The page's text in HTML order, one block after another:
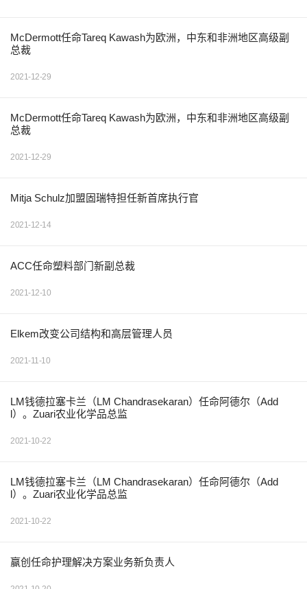
McDermott任命Tareq Kawash为欧洲，中东和非洲地区高级副
总裁
2021-12-29
McDermott任命Tareq Kawash为欧洲，中东和非洲地区高级副
总裁
2021-12-29
Mitja Schulz加盟固瑞特担任新首席执行官
2021-12-14
ACC任命塑料部门新副总裁
2021-12-10
Elkem改变公司结构和高层管理人员
2021-11-10
LM钱德拉塞卡兰（LM Chandrasekaran）任命阿德尔（Add
l）。Zuari农业化学品总监
2021-10-22
LM钱德拉塞卡兰（LM Chandrasekaran）任命阿德尔（Add
l）。Zuari农业化学品总监
2021-10-22
赢创任命护理解决方案业务新负责人